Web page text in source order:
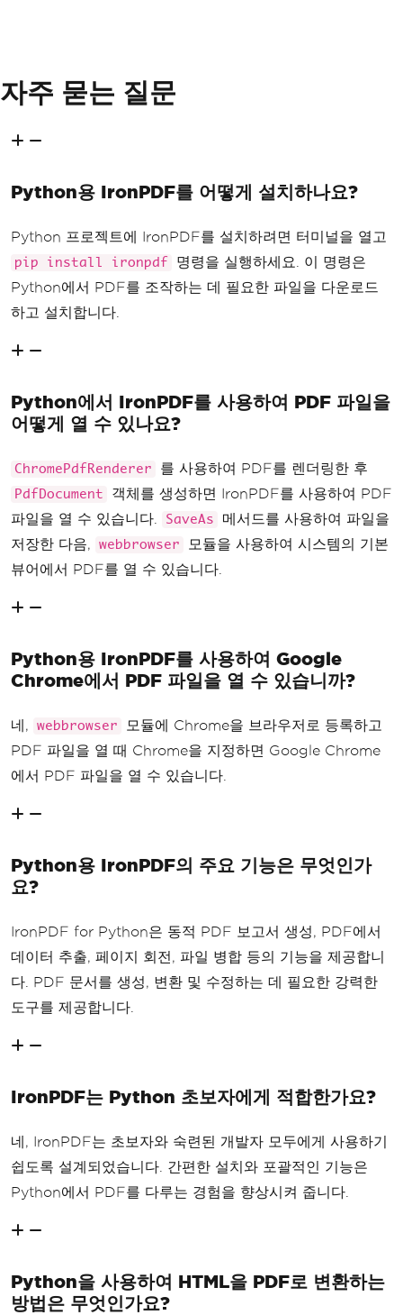
자주 묻는 질문
Python용 IronPDF를 어떻게 설치하나요?
Python 프로젝트에 IronPDF를 설치하려면 터미널을 열고
pip install ironpdf
명령을 실행하세요. 이 명령은
Python에서 PDF를 조작하는 데 필요한 파일을 다운로드
하고 설치합니다.
Python에서 IronPDF를 사용하여 PDF 파일을
어떻게 열 수 있나요?
ChromePdfRenderer 를 사용하여 PDF를 렌더링한 후
PdfDocument
객체를 생성하면 IronPDF를 사용하여 PDF
파일을 열 수 있습니다.
SaveAs
메서드를 사용하여 파일을
저장한 다음,
webbrowser
모듈을 사용하여 시스템의 기본
뷰어에서 PDF를 열 수 있습니다.
Python용 IronPDF를 사용하여 Google
Chrome에서 PDF 파일을 열 수 있습니까?
네, webbrowser
모듈에 Chrome을 브라우저로 등록하고
PDF 파일을 열 때 Chrome을 지정하면 Google Chrome
에서 PDF 파일을 열 수 있습니다.
Python용 IronPDF의 주요 기능은 무엇인가
요?
IronPDF for Python은 동적 PDF 보고서 생성, PDF에서
데이터 추출, 페이지 회전, 파일 병합 등의 기능을 제공합니
다. PDF 문서를 생성, 변환 및 수정하는 데 필요한 강력한
도구를 제공합니다.
IronPDF는 Python 초보자에게 적합한가요?
네, IronPDF는 초보자와 숙련된 개발자 모두에게 사용하기
쉽도록 설계되었습니다. 간편한 설치와 포괄적인 기능은
Python에서 PDF를 다루는 경험을 향상시켜 줍니다.
Python을 사용하여 HTML을 PDF로 변환하는
방법은 무엇인가요?